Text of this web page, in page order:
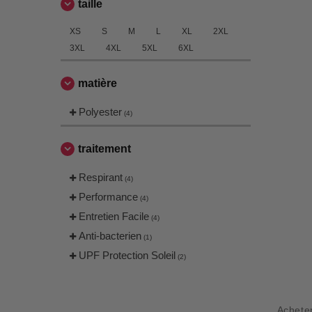
taille
XS S M L XL
2XL
3XL
4XL 5XL 6XL
matière
Polyester (4)
traitement
Respirant (4)
Performance (4)
Entretien Facile (4)
Anti-bacterien (1)
UPF Protection Soleil (2)